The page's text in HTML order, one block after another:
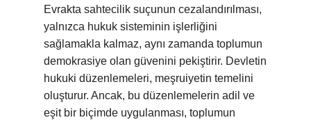
Evrakta sahtecilik suçunun cezalandırılması,
yalnızca hukuk sisteminin işlerliğini
sağlamakla kalmaz, aynı zamanda toplumun
demokrasiye olan güvenini pekiştirir. Devletin
hukuki düzenlemeleri, meşruiyetin temelini
oluşturur. Ancak, bu düzenlemelerin adil ve
eşit bir biçimde uygulanması, toplumun